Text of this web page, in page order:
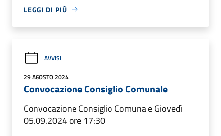
LEGGI DI PIÙ
AVVISI
29 AGOSTO 2024
Convocazione Consiglio Comunale
Convocazione Consiglio Comunale Giovedì
05.09.2024 ore 17:30